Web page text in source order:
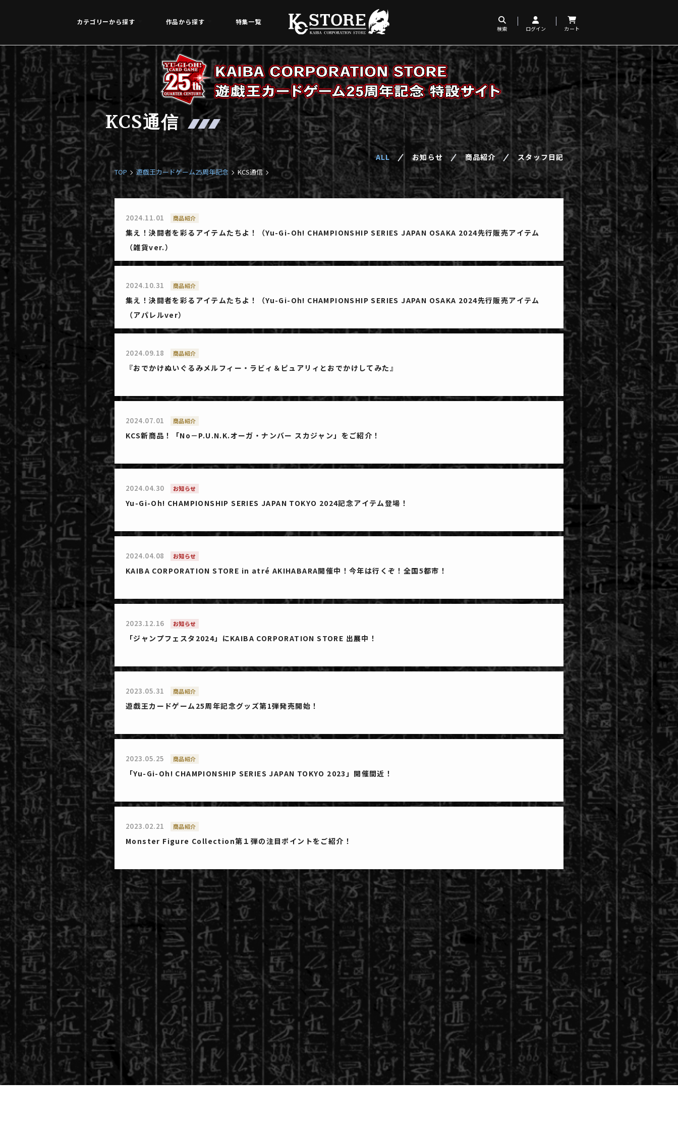
カテゴリーから探す 作品から探す 特集一覧
検索 ログイン カート
KCS通信
ALL お知らせ 商品紹介 スタッフ日記
TOP 遊戯王カードゲーム25周年記念 KCS通信
2024.11.01 商品紹介
集え！決闘者を彩るアイテムたちよ！（Yu-Gi-Oh! CHAMPIONSHIP SERIES JAPAN OSAKA 2024先行販売アイテム
（雑貨ver.）
2024.10.31 商品紹介
集え！決闘者を彩るアイテムたちよ！（Yu-Gi-Oh! CHAMPIONSHIP SERIES JAPAN OSAKA 2024先行販売アイテム
（アパレルver）
2024.09.18 商品紹介
『おでかけぬいぐるみメルフィー・ラビィ＆ピュアリィとおでかけしてみた』
2024.07.01 商品紹介
KCS新商品！「No－P.U.N.K.オーガ・ナンバー スカジャン」をご紹介！
2024.04.30 お知らせ
Yu-Gi-Oh! CHAMPIONSHIP SERIES JAPAN TOKYO 2024記念アイテム登場！
2024.04.08 お知らせ
KAIBA CORPORATION STORE in atré AKIHABARA開催中！今年は行くぞ！全国5都市！
2023.12.16 お知らせ
「ジャンプフェスタ2024」にKAIBA CORPORATION STORE 出展中！
2023.05.31 商品紹介
遊戯王カードゲーム25周年記念グッズ第1弾発売開始！
2023.05.25 商品紹介
「Yu-Gi-Oh! CHAMPIONSHIP SERIES JAPAN TOKYO 2023」開催間近！
2023.02.21 商品紹介
Monster Figure Collection第１弾の注目ポイントをご紹介！